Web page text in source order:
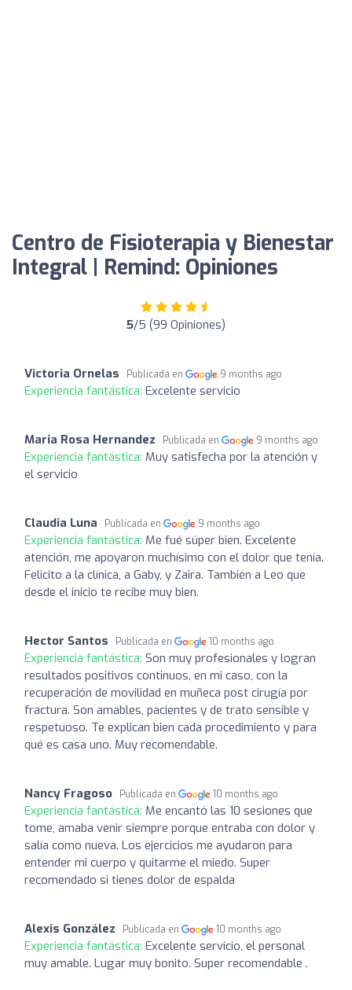
Centro de Fisioterapia y Bienestar
Integral | Remind: Opiniones
5/5 (99 Opiniones)
Victoria Ornelas Publicada en 9 months ago
Experiencia fantástica: Excelente servicio
Maria Rosa Hernandez Publicada en 9 months ago
Experiencia fantástica: Muy satisfecha por la atención y
el servicio
Claudia Luna Publicada en 9 months ago
Experiencia fantástica: Me fué súper bien. Excelente
atención, me apoyaron muchísimo con el dolor que tenía.
Felicito a la clínica, a Gaby, y Zaira. También a Leo que
desde el inicio te recibe muy bien.
Hector Santos Publicada en 10 months ago
Experiencia fantástica: Son muy profesionales y logran
resultados positivos continuos, en mi caso, con la
recuperación de movilidad en muñeca post cirugía por
fractura. Son amables, pacientes y de trato sensible y
respetuoso. Te explican bien cada procedimiento y para
qué es casa uno. Muy recomendable.
Nancy Fragoso Publicada en 10 months ago
Experiencia fantástica: Me encantó las 10 sesiones que
tome, amaba venir siempre porque entraba con dolor y
salía como nueva. Los ejercicios me ayudaron para
entender mi cuerpo y quitarme el miedo. Super
recomendado si tienes dolor de espalda
Alexis González Publicada en 10 months ago
Experiencia fantástica: Excelente servicio, el personal
muy amable. Lugar muy bonito. Super recomendable .